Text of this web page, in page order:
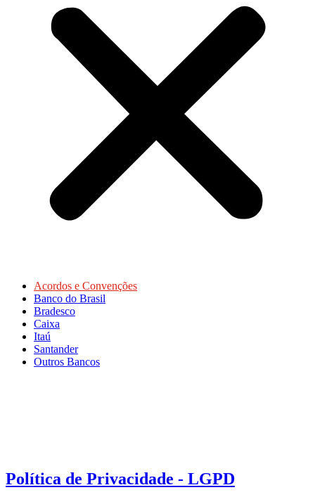
Acordos e Convenções
Banco do Brasil
Bradesco
Caixa
Itaú
Santander
Outros Bancos
Política de Privacidade - LGPD